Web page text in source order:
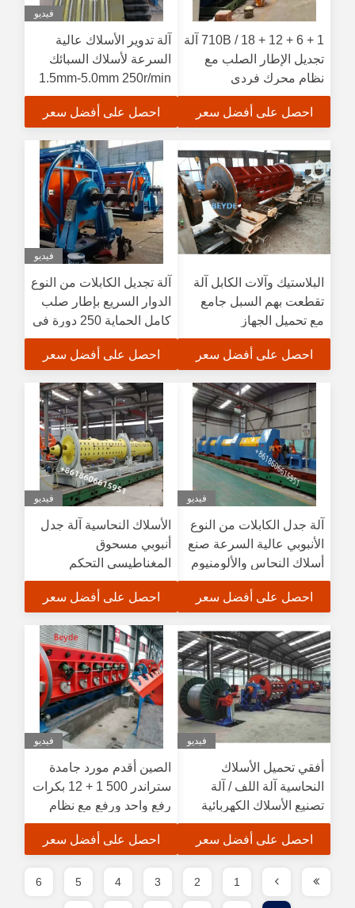
1 + 6 + 12 + 18 / 710B آلة
تجديل الإطار الصلب مع
نظام محرك فردي
احصل على أفضل سعر
فيديو
آلة تدوير الأسلاك عالية
السرعة لأسلاك السبائك
1.5mm-5.0mm 250r/min
احصل على أفضل سعر
البلاستيك وآلات الكابل آلة
تقطعت بهم السبل جامع
مع تحميل الجهاز
احصل على أفضل سعر
فيديو
آلة تجديل الكابلات من النوع
الدوار السريع بإطار صلب
كامل الحماية 250 دورة في
الدقيقة
احصل على أفضل سعر
فيديو
آلة جدل الكابلات من النوع
الأنبوبي عالية السرعة صنع
أسلاك النحاس والألومنيوم
احصل على أفضل سعر
فيديو
الأسلاك النحاسية آلة جدل
أنبوبي مسحوق
المغناطيسي التحكم
التلقائي التوتر
احصل على أفضل سعر
فيديو
أفقي تحميل الأسلاك
النحاسية آلة اللف / آلة
تصنيع الأسلاك الكهربائية
500 1 + 6 + 12 + 18
احصل على أفضل سعر
فيديو
الصين أقدم مورد جامدة
ستراندر 500 1 + 12 بكرات
رفع واحد ورفع مع نظام
الفرامل الهوائية
احصل على أفضل سعر
1
2
3
4
5
6